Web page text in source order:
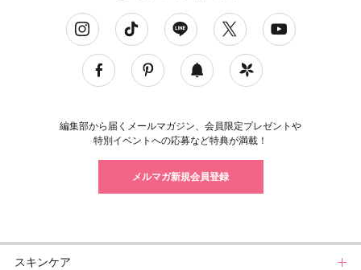
編集部から届くメールマガジン、会員限定プレゼントや
特別イベントへの応募など特典が満載！
メルマガ新規会員登録
スキンケア